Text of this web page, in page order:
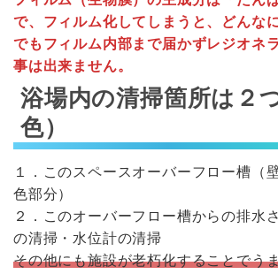
で、フィルム化してしまうと、どんな
でもフィルム内部まで届かずレジオネ
事は出来ません。
浴場内の清掃箇所は２
色）
１．このスペースオーバーフロー槽（
色部分）
２．このオーバーフロー槽からの排水
の清掃・水位計の清掃
その他にも施設が老朽化することでう